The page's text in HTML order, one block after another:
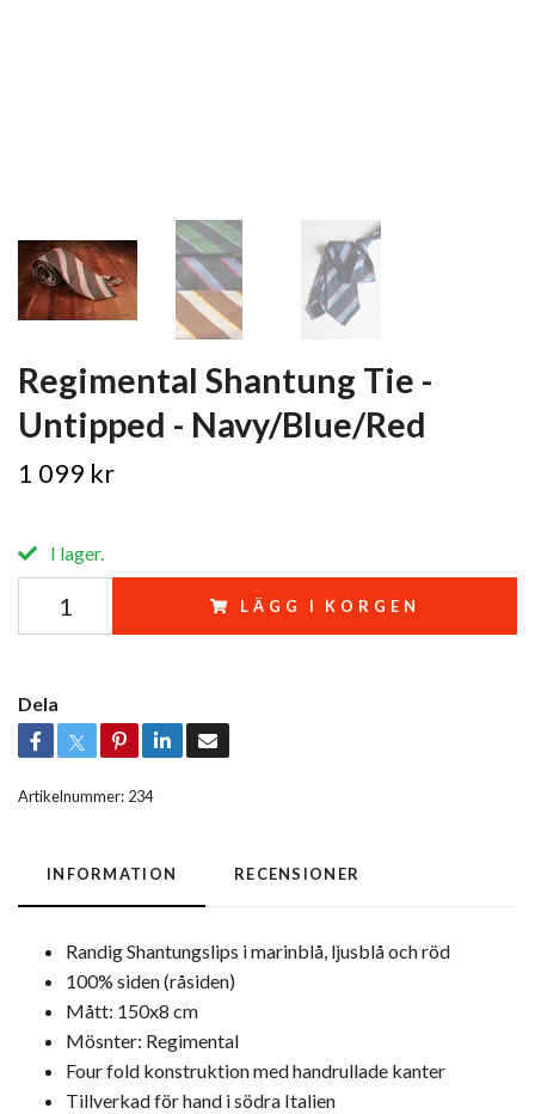
Regimental Shantung Tie -
Untipped - Navy/Blue/Red
1 099 kr
I lager.
LÄGG I KORGEN
Dela
Artikelnummer: 234
INFORMATION RECENSIONER
Randig Shantungslips i marinblå, ljusblå och röd
100% siden (råsiden)
Mått: 150x8 cm
Mösnter: Regimental
Four fold konstruktion med handrullade kanter
Tillverkad för hand i södra Italien